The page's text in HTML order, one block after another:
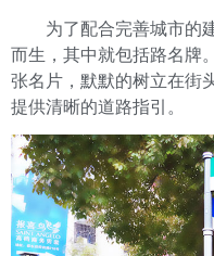
为了配合完善城市的
而生，其中就包括路名牌
张名片，默默的树立在街
提供清晰的道路指引。